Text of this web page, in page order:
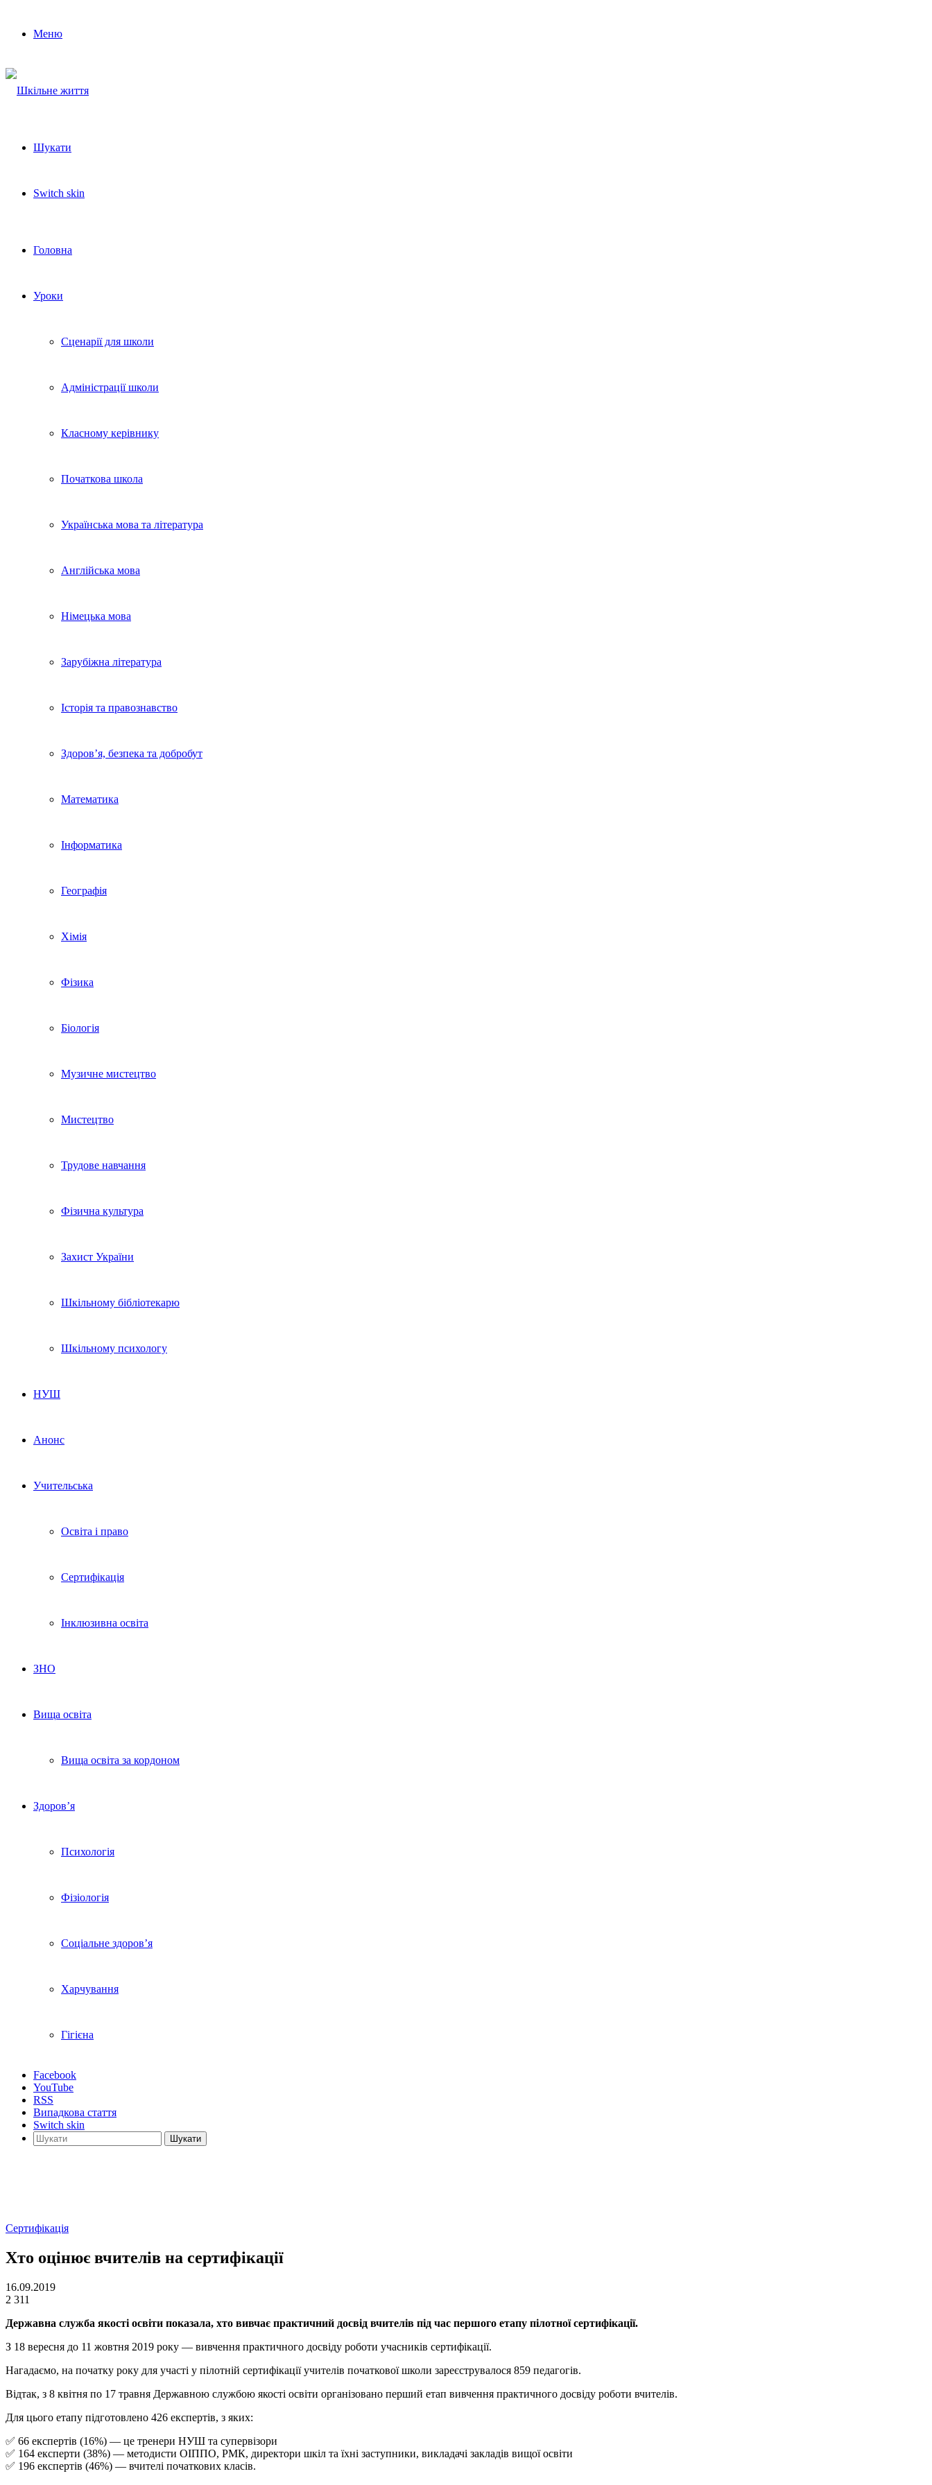
Меню
Шукати
Switch skin
Головна
Уроки
Сценарії для школи
Адміністрації школи
Класному керівнику
Початкова школа
Українська мова та література
Англійська мова
Німецька мова
Зарубіжна література
Історія та правознавство
Здоров’я, безпека та добробут
Математика
Інформатика
Географія
Хімія
Фізика
Біологія
Музичне мистецтво
Мистецтво
Трудове навчання
Фізична культура
Захист України
Шкільному бібліотекарю
Шкільному психологу
НУШ
Анонс
Учительська
Освіта і право
Сертифікація
Інклюзивна освіта
ЗНО
Вища освіта
Вища освіта за кордоном
Здоров’я
Психологія
Фізіологія
Соціальне здоров’я
Харчування
Гігієна
Facebook
YouTube
RSS
Випадкова стаття
Switch skin
Шукати
Сертифікація
Хто оцінює вчителів на сертифікації
16.09.2019
2 311
Державна служба якості освіти показала, хто вивчає практичний досвід вчителів під час першого етапу пілотної сертифікації.
З 18 вересня до 11 жовтня 2019 року — вивчення практичного досвіду роботи учасників сертифікації.
Нагадаємо, на початку року для участі у пілотній сертифікації учителів початкової школи зареєструвалося 859 педагогів.
Відтак, з 8 квітня по 17 травня Державною службою якості освіти організовано перший етап вивчення практичного досвіду роботи вчителів.
Для цього етапу підготовлено 426 експертів, з яких:
✅ 66 експертів (16%) — це тренери НУШ та супервізори
✅ 164 експерти (38%) — методисти ОІППО, РМК, директори шкіл та їхні заступники, викладачі закладів вищої освіти
✅ 196 експертів (46%) — вчителі початкових класів.